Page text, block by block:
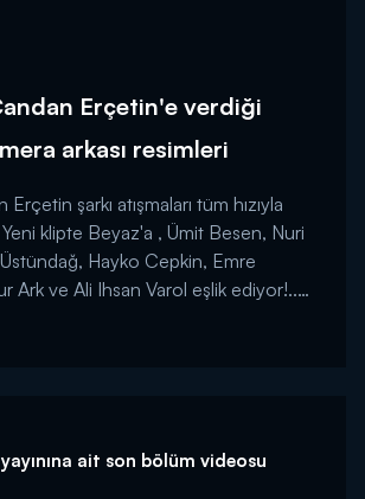
Erçetin'e verdiği
arkası resimleri
şarkı atışmaları tüm hızıyla
klipte Beyaz'a , Ümit Besen, Nuri
Hayko Cepkin, Emre
Ali Ihsan Varol eşlik ediyor!..
ait son bölüm videosu